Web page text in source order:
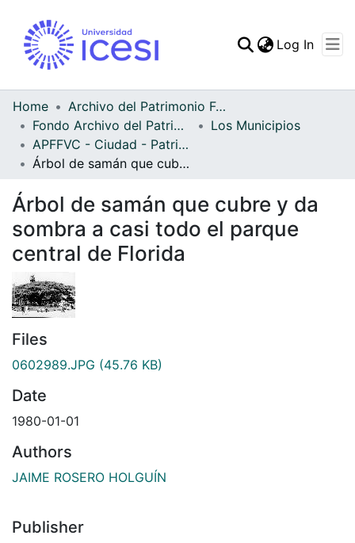
Statistics
Log In
Home
Archivo del Patrimonio Fotográfico y Fílmico del Valle del Cauca
Fondo Archivo del Patrimonio Fotográfico y Fílmico del Valle del Cauca
Los Municipios
APFFVC - Ciudad - Patrimonial
Árbol de samán que cubre y da sombra a casi todo el parque central de Florida
Árbol de samán que cubre y da
sombra a casi todo el parque
central de Florida
Files
0602989.JPG (45.76 KB)
Date
1980-01-01
Authors
JAIME ROSERO HOLGUÍN
Publisher